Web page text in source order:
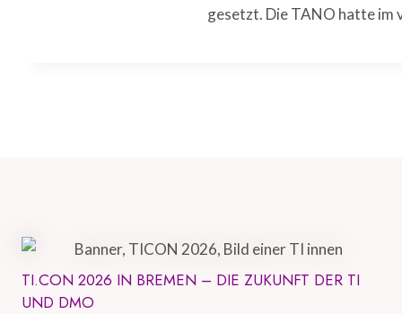
gesetzt. Die TANO hatte im
TI.CON 2026 IN BREMEN – DIE ZUKUNFT DER TI
UND DMO